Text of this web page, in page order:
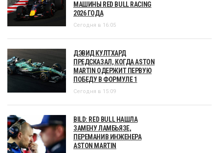
МАШИНЫ RED BULL RACING
2026 ГОДА
Сегодня в 16:05
ДЭВИД КУЛТХАРД
ПРЕДСКАЗАЛ, КОГДА ASTON
MARTIN ОДЕРЖИТ ПЕРВУЮ
ПОБЕДУ В ФОРМУЛЕ 1
Сегодня в 15:09
BILD: RED BULL НАШЛА
ЗАМЕНУ ЛАМБЬЯЗЕ,
ПЕРЕМАНИВ ИНЖЕНЕРА
ASTON MARTIN